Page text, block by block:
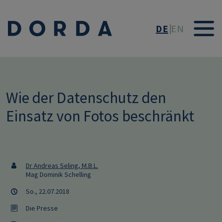
DE EN
Wie der Datenschutz den
Einsatz von Fotos beschränkt
Dr Andreas Seling, M.B.L.
Mag Dominik Schelling
So., 22.07.2018
Die Presse